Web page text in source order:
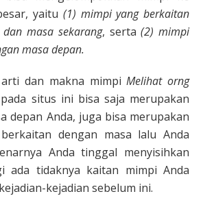
yaitu (1) mimpi yang berkaitan
masa sekarang, serta(2) mimpi
masa depan.
arti dan makna mimpiMelihat orng
pada situs ini bisa saja merupakan
depan Anda, juga bisa merupakan
dengan masa lalu Anda
Anda tinggal menyisihkan
ada tidaknya kaitan mimpi Anda
kejadian sebelum ini.